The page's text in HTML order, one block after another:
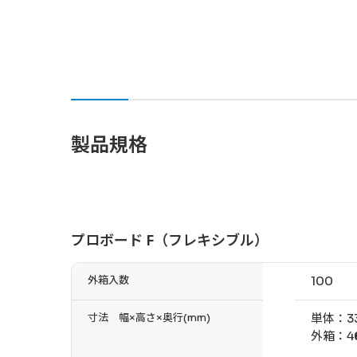
製品規格
プロボード F（フレキシブル）
外箱入数 100
寸法 幅×高さ×奥行(mm)
単体：
外箱：